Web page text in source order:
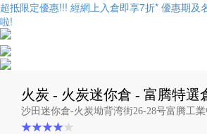
超抵限定優惠!!! 經網上入倉即享7折* 優惠期及
啦!
火炭 - 火炭迷你倉 - 富腾特選
沙田迷你倉-火炭坳背湾街26-28号富腾工